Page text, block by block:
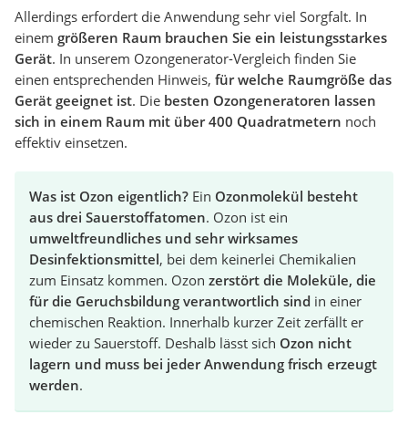
Allerdings erfordert die Anwendung sehr viel Sorgfalt. In
einem größeren Raum brauchen Sie ein leistungsstarkes
Gerät. In unserem Ozongenerator-Vergleich finden Sie
einen entsprechenden Hinweis, für welche Raumgröße das
Gerät geeignet ist. Die besten Ozongeneratoren lassen
sich in einem Raum mit über 400 Quadratmetern noch
effektiv einsetzen.
Was ist Ozon eigentlich? Ein Ozonmolekül besteht
aus drei Sauerstoffatomen. Ozon ist ein
umweltfreundliches und sehr wirksames
Desinfektionsmittel, bei dem keinerlei Chemikalien
zum Einsatz kommen. Ozon zerstört die Moleküle, die
für die Geruchsbildung verantwortlich sind in einer
chemischen Reaktion. Innerhalb kurzer Zeit zerfällt er
wieder zu Sauerstoff. Deshalb lässt sich Ozon nicht
lagern und muss bei jeder Anwendung frisch erzeugt
werden.